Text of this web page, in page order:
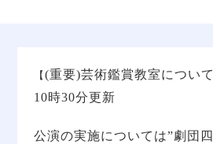
【 (重要)芸術鑑賞教室につい
10時30分更新
公演の実施については”劇団